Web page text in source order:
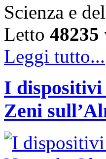
Scienza e
Letto 48235
Leggi tutto...
I dispositivi
Zeni